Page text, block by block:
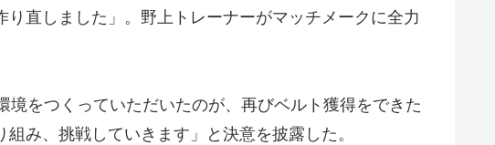
直しました」。野上トレーナーがマッチメークに全力
をつくっていただいたのが、再びベルト獲得をできた
み、挑戦していきます」と決意を披露した。